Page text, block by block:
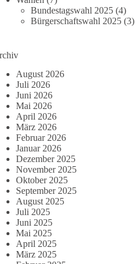
Bundestagswahl 2025 (4)
Bürgerschaftswahl 2025 (3)
August 2026
Juli 2026
Juni 2026
Mai 2026
April 2026
März 2026
Februar 2026
Januar 2026
Dezember 2025
November 2025
Oktober 2025
September 2025
August 2025
Juli 2025
Juni 2025
Mai 2025
April 2025
März 2025